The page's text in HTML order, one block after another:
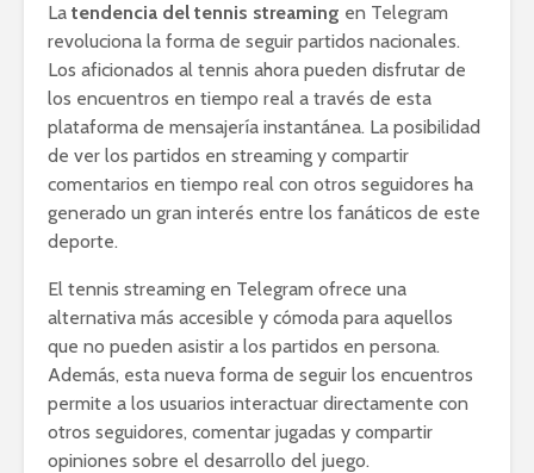
La tendencia del tennis streaming en Telegram
revoluciona la forma de seguir partidos nacionales.
Los aficionados al tennis ahora pueden disfrutar de
los encuentros en tiempo real a través de esta
plataforma de mensajería instantánea. La posibilidad
de ver los partidos en streaming y compartir
comentarios en tiempo real con otros seguidores ha
generado un gran interés entre los fanáticos de este
deporte.
El tennis streaming en Telegram ofrece una
alternativa más accesible y cómoda para aquellos
que no pueden asistir a los partidos en persona.
Además, esta nueva forma de seguir los encuentros
permite a los usuarios interactuar directamente con
otros seguidores, comentar jugadas y compartir
opiniones sobre el desarrollo del juego.